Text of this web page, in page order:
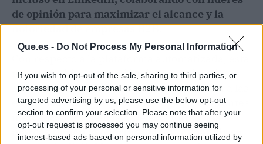
Que.es - Do Not Process My Personal Information
If you wish to opt-out of the sale, sharing to third parties, or
processing of your personal or sensitive information for
targeted advertising by us, please use the below opt-out
section to confirm your selection. Please note that after your
opt-out request is processed you may continue seeing
interest-based ads based on personal information utilized by
de opinión para maximizar el alcance y la
notoriedad de empresas B2B.
no solo facilita la creación de campañas de
microinfluencers, sino que también ayuda a las
empresas a adaptar sus estrategias a diferentes
mercados y audiencias. De esta forma,las
marcas tienen la oportunidad de expandir su